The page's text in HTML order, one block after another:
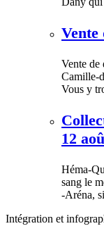
Vente
Vente de
Camille-
Vous y
12
Héma-
sang le
-Aréna,
Intégration et